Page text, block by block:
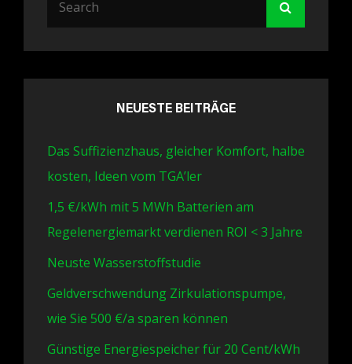
NEUESTE BEITRÄGE
Das Suffizienzhaus, gleicher Komfort, halbe
kosten, Ideen vom TGA’ler
1,5 €/kWh mit 5 MWh Batterien am
Regelenergiemarkt verdienen ROI < 3 Jahre
Neuste Wasserstoffstudie
Geldverschwendung Zirkulationspumpe,
wie Sie 500 €/a sparen können
Günstige Energiespeicher für 20 Cent/kWh